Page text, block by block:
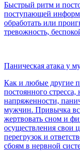
Быстрый ритм и
поступающей
обработать или
тревожность,
Паническая атака у
Как и любые другие
постоянного стресса,
напряженности,
мужчин. Привычка
жертвовать сном и
осуществления свои
перегрузок и
сбоям в нервной